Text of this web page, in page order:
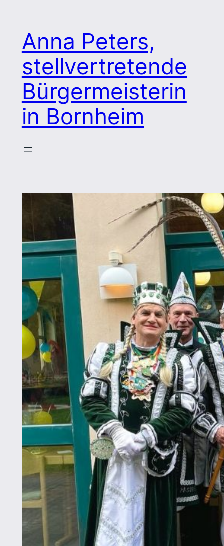
springen
Anna Peters,
stellvertretende
Bürgermeisterin
in Bornheim